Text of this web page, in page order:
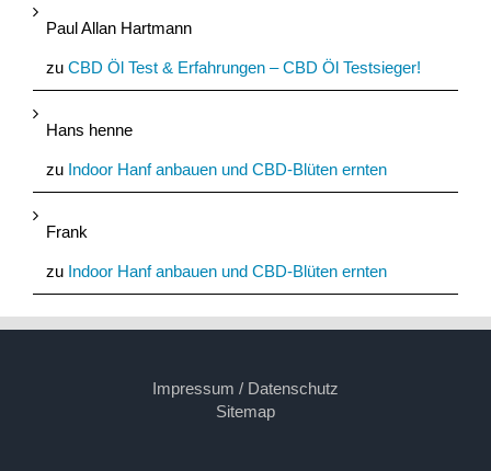
Paul Allan Hartmann
zu CBD Öl Test & Erfahrungen – CBD Öl Testsieger!
Hans henne
zu Indoor Hanf anbauen und CBD-Blüten ernten
Frank
zu Indoor Hanf anbauen und CBD-Blüten ernten
Impressum / Datenschutz
Sitemap